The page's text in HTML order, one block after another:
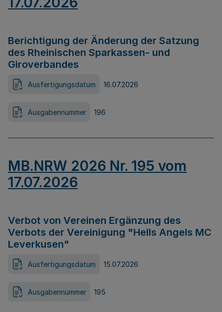
Berichtigung der Änderung der Satzung
des Rheinischen Sparkassen- und
Giroverbandes
Ausfertigungsdatum 16.07.2026
Ausgabennummer 196
MB.NRW 2026 Nr. 195 vom
17.07.2026
Verbot von Vereinen Ergänzung des
Verbots der Vereinigung "Hells Angels MC
Leverkusen"
Ausfertigungsdatum 15.07.2026
Ausgabennummer 195